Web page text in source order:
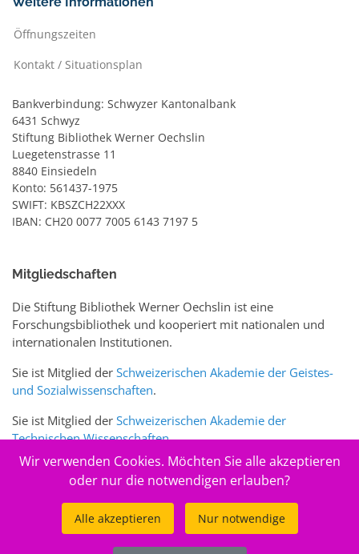
Öffnungszeiten
Kontakt / Situationsplan
Bankverbindung: Schwyzer Kantonalbank
6431 Schwyz
Stiftung Bibliothek Werner Oechslin
Luegetenstrasse 11
8840 Einsiedeln
Konto: 561437-1975
SWIFT: KBSZCH22XXX
IBAN: CH20 0077 7005 6143 7197 5
Mitgliedschaften
Die Stiftung Bibliothek Werner Oechslin ist eine
Forschungsbibliothek und kooperiert mit nationalen und
internationalen Institutionen.
Sie ist Mitglied der Schweizerischen Akademie der Geistes-
und Sozialwissenschaften.
Sie ist Mitglied der Schweizerischen Akademie der
Technischen Wissenschaften.
Sie ist zudem Mitglied des Schweizer Portalswww.sciences-
Wir verwenden Cookies. Möchten Sie alle akzeptieren
oder nur die notwendigen erlauben?
Alle akzeptieren Nur notwendige